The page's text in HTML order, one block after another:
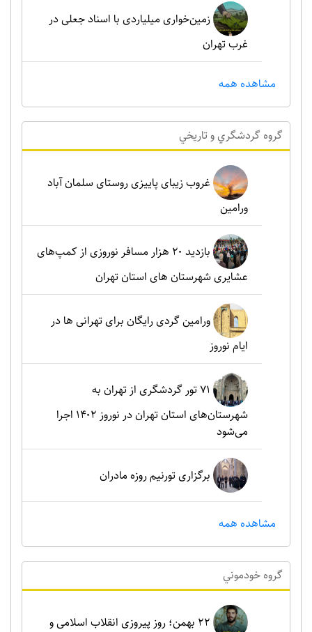
زمین‌خواری میلیاردی با اسناد جعلی در
غرب تهران
مشاهده همه
گروه گردشگري و تاريخي
غروب زیبای پاییزی روستای سلمان آباد
ورامین
بازدید ۲۰ هزار مسافر نوروزی از کمپ‌های
عشایری شهرستان های استان تهران
ورامین گردی رایگان برای تهرانی ها در
ایام نوروز
۷۱ تور گردشگری از تهران به
شهرستان‌های استان تهران در نوروز ۱۴۰۲ اجرا
می‌شود
برگزاری تورنیم روزه مادران
مشاهده همه
گروه خودموني
۲۲ بهمن؛ روز پیروزی انقلاب اسلامی و